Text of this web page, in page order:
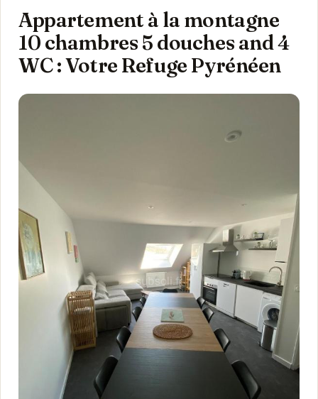
Appartement à la montagne
10 chambres 5 douches and 4
WC : Votre Refuge Pyrénéen